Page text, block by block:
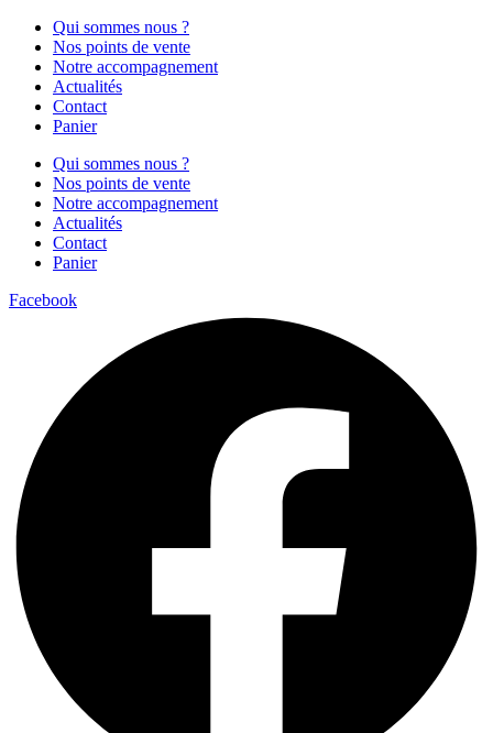
Qui sommes nous ?
Nos points de vente
Notre accompagnement
Actualités
Contact
Panier
Qui sommes nous ?
Nos points de vente
Notre accompagnement
Actualités
Contact
Panier
Facebook